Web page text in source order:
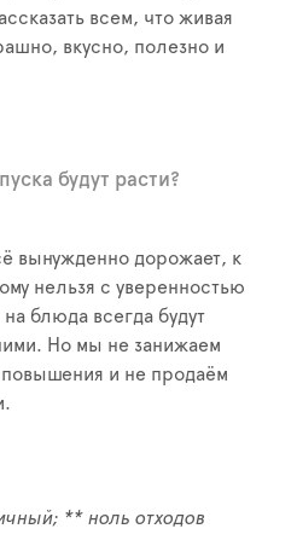
всем, что живая
вкусно, полезно и
будут расти?
вынужденно дорожает, к
нельзя с уверенностью
блюда всегда будут
Но мы не занижаем
и не продаём
** ноль отходов